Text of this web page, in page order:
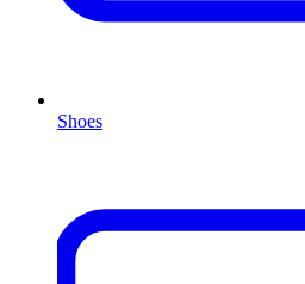
Shoes